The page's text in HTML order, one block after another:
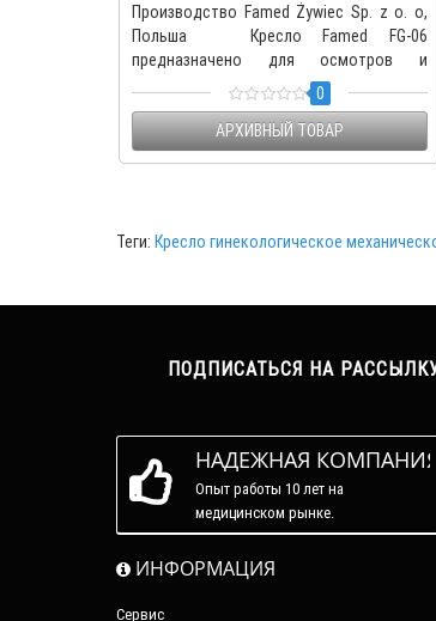
Производство Famed Żywiec Sp. z o. o,
Польша Кресло Famed FG-06
предназначено для осмотров и
процедур в гинекологии, проктологии и
уро..
0
АРХИВНЫЙ ТОВАР
Теги: Кресло гинекологическое
ПОДПИСАТЬСЯ НА
НАДЕЖНАЯ КОМПАНИЯ
Опыт работы 10 лет на
медицинском рынке.
ИНФОРМАЦИЯ
Сервис